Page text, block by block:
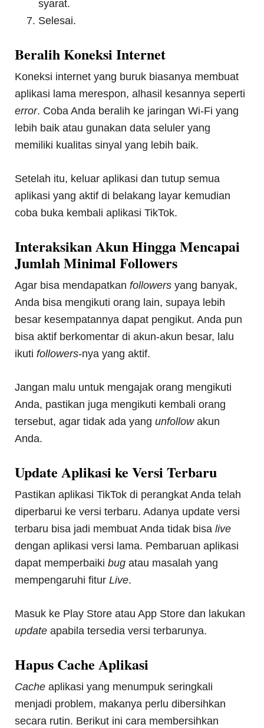
syarat.
Selesai.
Beralih Koneksi Internet
Koneksi internet yang buruk biasanya membuat
aplikasi lama merespon, alhasil kesannya seperti
error. Coba Anda beralih ke jaringan Wi-Fi yang
lebih baik atau gunakan data seluler yang
memiliki kualitas sinyal yang lebih baik.
Setelah itu, keluar aplikasi dan tutup semua
aplikasi yang aktif di belakang layar kemudian
coba buka kembali aplikasi TikTok.
Interaksikan Akun Hingga Mencapai
Jumlah Minimal Followers
Agar bisa mendapatkanfollowersyang banyak,
Anda bisa mengikuti orang lain, supaya lebih
besar kesempatannya dapat pengikut. Anda pun
bisa aktif berkomentar di akun-akun besar, lalu
ikutifollowers-nya yang aktif.
Jangan malu untuk mengajak orang mengikuti
Anda, pastikan juga mengikuti kembali orang
tersebut, agar tidak ada yangunfollowakun
Anda.
Update Aplikasi ke Versi Terbaru
Pastikan aplikasi TikTok di perangkat Anda telah
diperbarui ke versi terbaru. Adanya update versi
terbaru bisa jadi membuat Anda tidak bisalive
dengan aplikasi versi lama. Pembaruan aplikasi
dapat memperbaikibugatau masalah yang
mempengaruhi fiturLive.
Masuk ke Play Store atau App Store dan lakukan
updateapabila tersedia versi terbarunya.
Hapus Cache Aplikasi
Cacheaplikasi yang menumpuk seringkali
menjadi problem, makanya perlu dibersihkan
secara rutin. Berikut ini cara membersihkan